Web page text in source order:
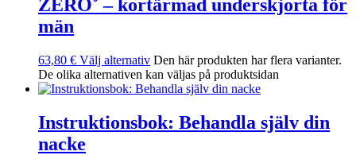
ZERO˚ – kortärmad underskjorta för
män
63,80 € Välj alternativ Den här produkten har flera varianter.
De olika alternativen kan väljas på produktsidan
Instruktionsbok: Behandla själv din
nacke